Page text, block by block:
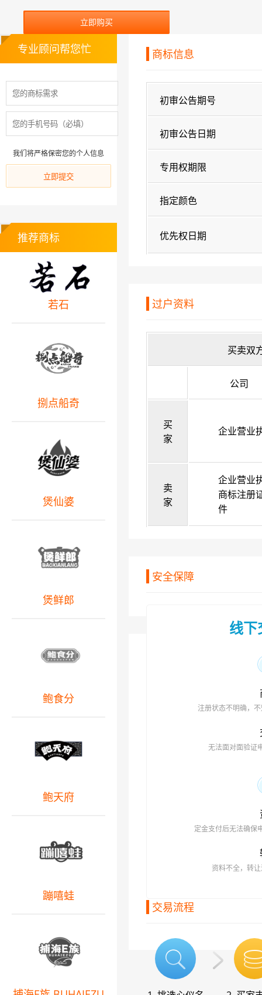
立即购买
商标信息
初审公告期号
初审公告日期
专用权期限
指定颜色
优先权日期
过户资料
买卖双
公司
买
家
企业营业
卖
家
企业营业
商标注册
件
安全保障
线下
注册状态不明确，
无法面对面验证
定金支付后无法确保
资料不全，转
交易流程
专业顾问帮您忙
我们将严格保密您的个人信息
推荐商标
若石
捌点船奇
煲仙婆
煲鲜郎
鲍食分
鲍天府
蹦嘻蛙